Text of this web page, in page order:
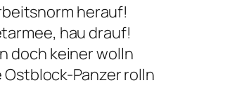
herauf!
hau drauf!
doch keiner wolln
Ostblock-Panzer rolln